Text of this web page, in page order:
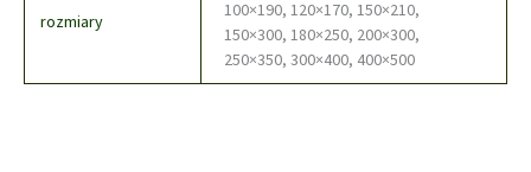
rozmiary
100×190, 120×170, 150×210,
150×300, 180×250, 200×300,
250×350, 300×400, 400×500